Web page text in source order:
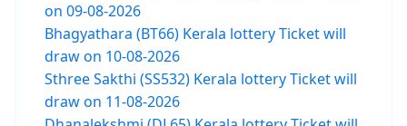
on 09-08-2026
Bhagyathara (BT66) Kerala lottery Ticket will
draw on 10-08-2026
Sthree Sakthi (SS532) Kerala lottery Ticket will
draw on 11-08-2026